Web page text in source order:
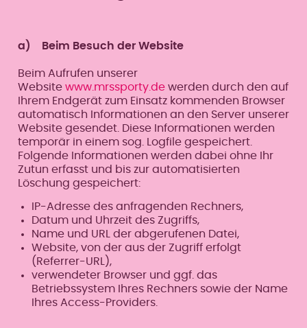
a) Beim Besuch der Website
Beim Aufrufen unserer
Website www.mrssporty.dewerden durch den auf
Ihrem Endgerät zum Einsatz kommenden Browser
automatisch Informationen an den Server unserer
Website gesendet. Diese Informationen werden
temporär in einem sog. Logfile gespeichert.
Folgende Informationen werden dabei ohne Ihr
Zutun erfasst und bis zur automatisierten
Löschung gespeichert:
IP-Adresse des anfragenden Rechners,
Datum und Uhrzeit des Zugriffs,
Name und URL der abgerufenen Datei,
Website, von der aus der Zugriff erfolgt
(Referrer-URL),
verwendeter Browser und ggf. das
Betriebssystem Ihres Rechners sowie der Name
Ihres Access-Providers.